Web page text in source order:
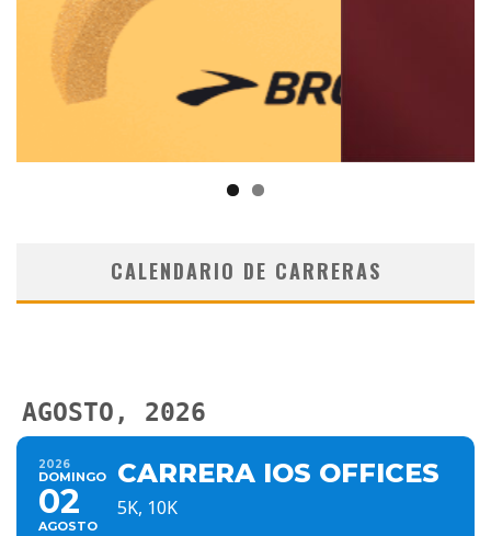
CALENDARIO DE CARRERAS
AGOSTO, 2026
2026
DOMINGO
02
AGOSTO
CARRERA IOS OFFICES
5K, 10K